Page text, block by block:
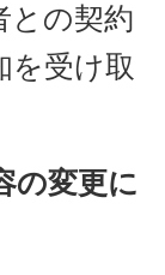
との契約
を受け取
の変更に